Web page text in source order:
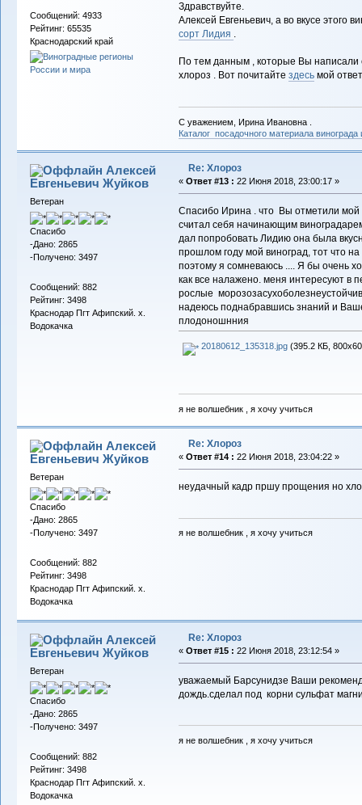
Сообщений: 4933
Рейтинг: 65535
Краснодарский край
Здравствуйте.
Алексей Евгеньевич, а во вкусе этого
сорт Лидия .
По тем данным , которые Вы написали
хлороз . Вот почитайте здесьмой
С уважением, Ирина Ивановна .
Каталог посадочного материала
Алексей
Евгеньевич Жуйков
Ветеран
Спасибо
-Дано: 2865
-Получено: 3497
Сообщений: 882
Рейтинг: 3498
Краснодар Пгт Афипский. х.
Водокачка
Re: Хлороз
« Ответ #13 : 22 Июня 2018, 23:00:17 »
Спасибо Ирина . что Вы отметили мой
считал себя начинающим
дал попробовать Лидию она была
прошлом году мой виноград, тот что
поэтому я сомневаюсь .... Я бы очень
как все налажено. меня интересуют в
рослые
надеюсь поднабравшись знаний и
плодоношнния
20180612_135318.jpg(395.2 КБ,
я не волшебник , я хочу учиться
Алексей
Евгеньевич Жуйков
Ветеран
Спасибо
-Дано: 2865
-Получено: 3497
Сообщений: 882
Рейтинг: 3498
Краснодар Пгт Афипский. х.
Водокачка
Re: Хлороз
« Ответ #14 : 22 Июня 2018, 23:04:22 »
неудачный кадр пршу прощения но
я не волшебник , я хочу учиться
Алексей
Евгеньевич Жуйков
Ветеран
Спасибо
-Дано: 2865
-Получено: 3497
Сообщений: 882
Рейтинг: 3498
Краснодар Пгт Афипский. х.
Водокачка
Re: Хлороз
« Ответ #15 : 22 Июня 2018, 23:12:54 »
уважаемый Барсунидзе Ваши
дождь.сделал под корни сульфат
я не волшебник , я хочу учиться